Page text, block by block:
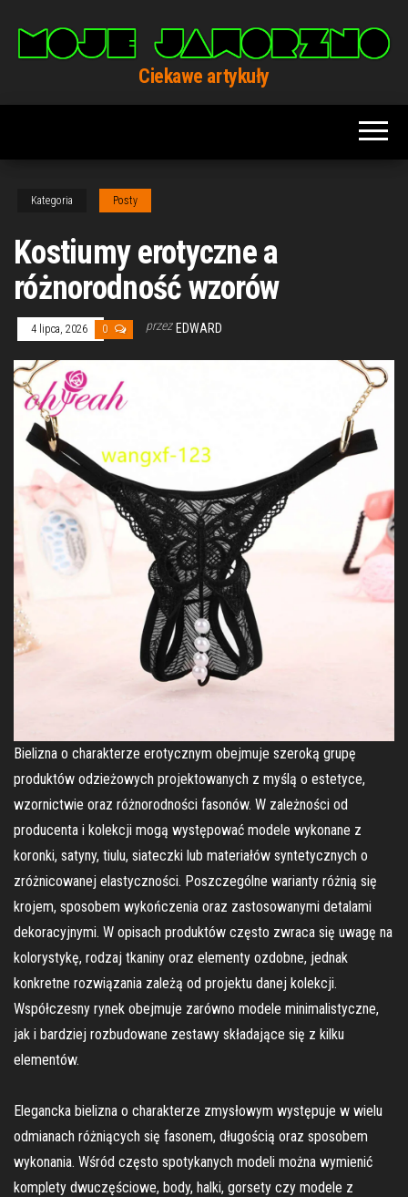
treści
Ciekawe artykuły
Kategoria Posty
Kostiumy erotyczne a
różnorodność wzorów
4 lipca, 2026 0 przez EDWARD
Bielizna o charakterze erotycznym obejmuje szeroką grupę
produktów odzieżowych projektowanych z myślą o estetyce,
wzornictwie oraz różnorodności fasonów. W zależności od
producenta i kolekcji mogą występować modele wykonane z
koronki, satyny, tiulu, siateczki lub materiałów syntetycznych o
zróżnicowanej elastyczności. Poszczególne warianty różnią się
krojem, sposobem wykończenia oraz zastosowanymi detalami
dekoracyjnymi. W opisach produktów często zwraca się uwagę na
kolorystykę, rodzaj tkaniny oraz elementy ozdobne, jednak
konkretne rozwiązania zależą od projektu danej kolekcji.
Współczesny rynek obejmuje zarówno modele minimalistyczne,
jak i bardziej rozbudowane zestawy składające się z kilku
elementów.
Elegancka bielizna o charakterze zmysłowym występuje w wielu
odmianach różniących się fasonem, długością oraz sposobem
wykonania. Wśród często spotykanych modeli można wymienić
komplety dwuczęściowe, body, halki, gorsety czy modele z